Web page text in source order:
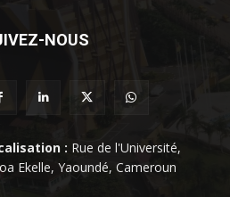
NOUS
: Rue de l'Université,
Ekelle, Yaoundé, Cameroun